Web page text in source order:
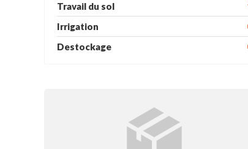
Travail du sol
Irrigation
Destockage